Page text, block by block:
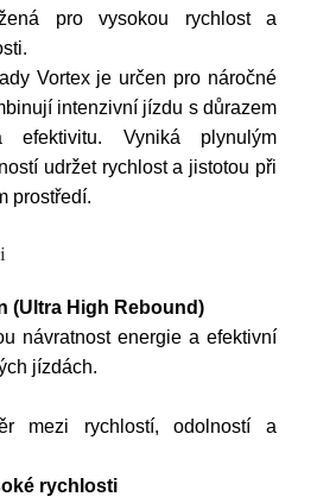
pro vysokou rychlost a
Vortex je určen pro náročné
intenzivní jízdu s důrazem
Vyniká plynulým
udržet rychlost a jistotou při
prostředí.
(Ultra High Rebound)
návratnost energie a efektivní
jízdách.
mezi rychlostí, odolností a
rychlosti